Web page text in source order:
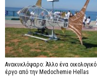
Ανακυκλόψαρο: Άλλο ένα οικολογικό
έργο από την Medochemie Hellas